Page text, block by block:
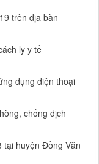
trên địa bàn
ly y tế
dụng điện thoại
chống dịch
tại huyện Đồng Văn